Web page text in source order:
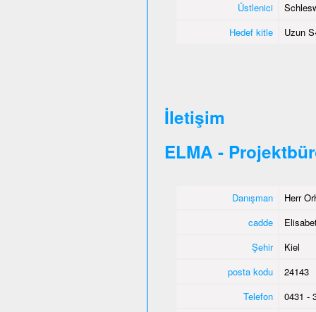
Üstlenici
Hedef kitle
Uzun
İletişim
ELMA -
Danışman
Herr
cadde
Şehir
Kiel
posta kodu
24143
Telefon
0431 -